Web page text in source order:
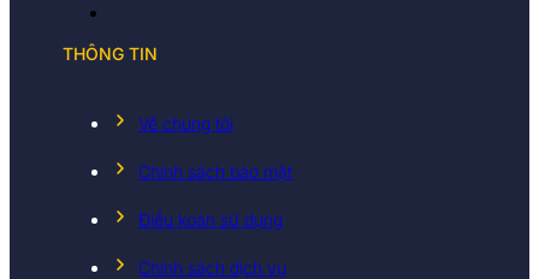
THÔNG TIN
Về chúng tôi
Chính sách bảo mật
Điều koản sử dụng
Chính sách dịch vụ